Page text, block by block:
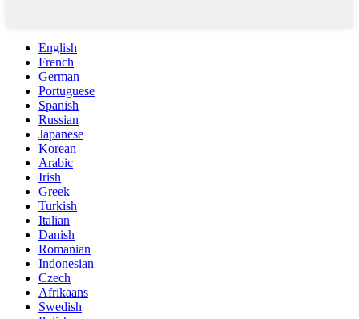
English
French
German
Portuguese
Spanish
Russian
Japanese
Korean
Arabic
Irish
Greek
Turkish
Italian
Danish
Romanian
Indonesian
Czech
Afrikaans
Swedish